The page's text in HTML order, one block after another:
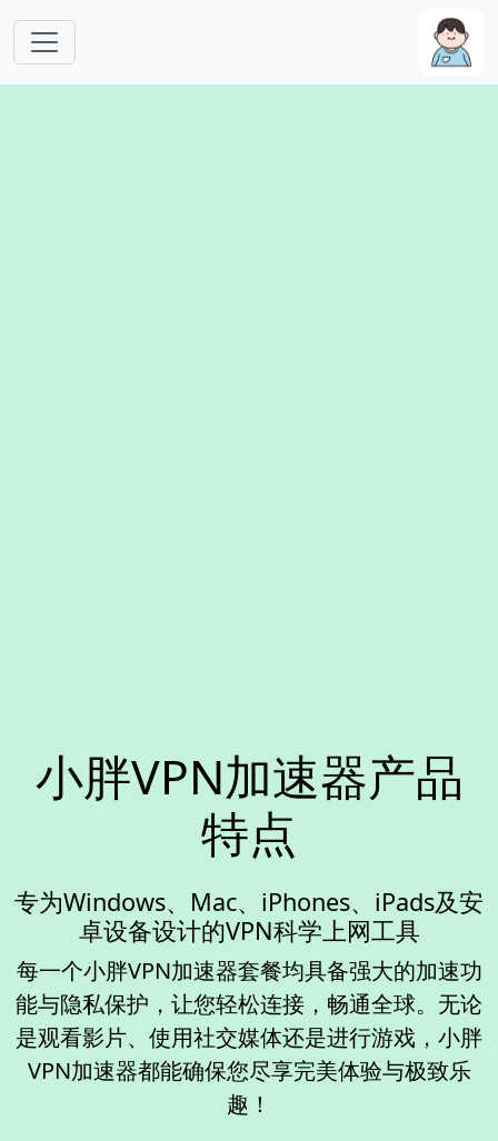
小胖VPN加速器产品
特点
专为Windows、Mac、iPhones、iPads及安
卓设备设计的VPN科学上网工具
每一个小胖VPN加速器套餐均具备强大的加速功
能与隐私保护，让您轻松连接，畅通全球。无论
是观看影片、使用社交媒体还是进行游戏，小胖
VPN加速器都能确保您尽享完美体验与极致乐
趣！